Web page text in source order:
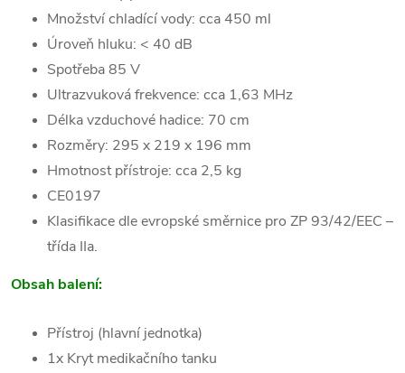
Množství chladící vody: cca 450 ml
Úroveň hluku: < 40 dB
Spotřeba 85 V
Ultrazvuková frekvence: cca 1,63 MHz
Délka vzduchové hadice: 70 cm
Rozměry: 295 x 219 x 196 mm
Hmotnost přístroje: cca 2,5 kg
CE0197
Klasifikace dle evropské směrnice pro ZP 93/42/EEC –
třída IIa.
Obsah balení:
Přístroj (hlavní jednotka)
1x Kryt medikačního tanku